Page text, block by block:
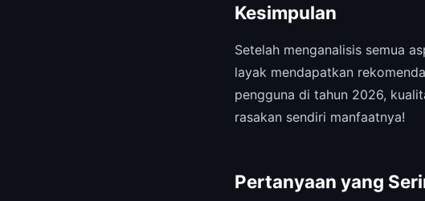
Kesimpulan
Setelah menganalisis semua
layak mendapatkan
pengguna di tahun 2026,
rasakan sendiri manfaatnya!
Pertanyaan yang